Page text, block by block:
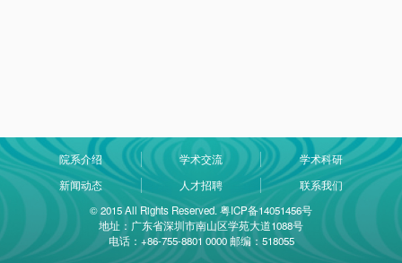
院系介绍 学术交流
学术科研
新闻动态
人才招聘
联系我们
© 2015 All Rights Reserved. 粤ICP备14051456号
地址：广东省深圳市南山区学苑大道1088号
电话：+86-755-8801 0000 邮编：518055